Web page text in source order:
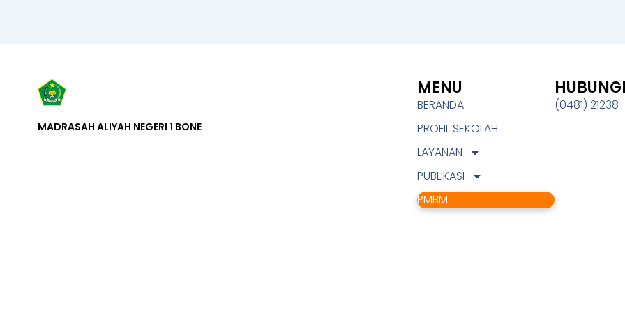
MADRASAH ALIYAH NEGERI 1 BONE
MENU
BERANDA
PROFIL SEKOLAH
LAYANAN
PUBLIKASI
PMBM
(0481) 21238